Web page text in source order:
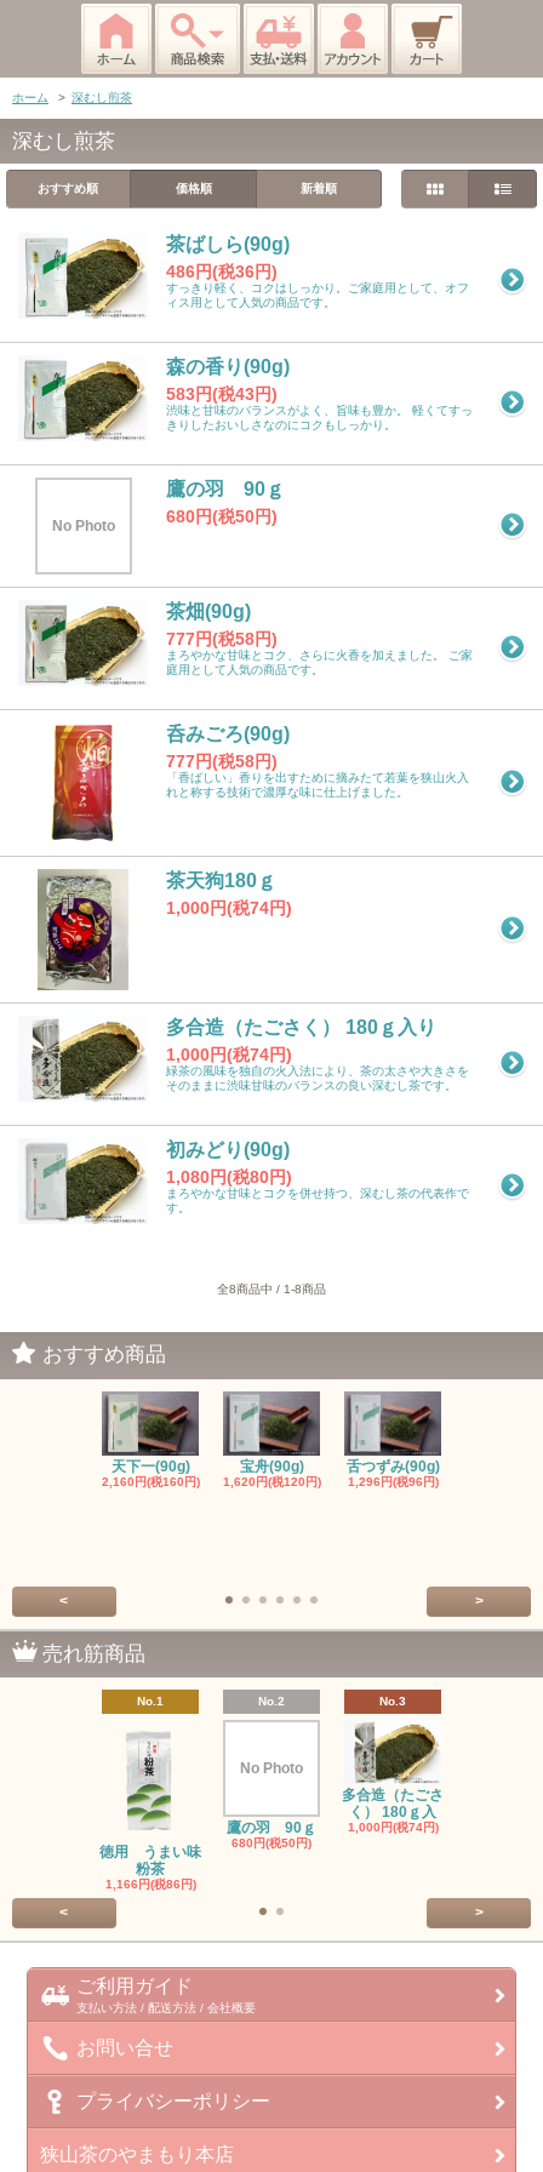
ホーム > 深むし煎茶
深むし煎茶
おすすめ順 価格順 新着順
茶ばしら(90g)
486円(税36円)
すっきり軽く、コクはしっかり。ご家庭用として、オフ
ィス用として人気の商品です。
森の香り(90g)
583円(税43円)
渋味と甘味のバランスがよく、旨味も豊か。 軽くてすっ
きりしたおいしさなのにコクもしっかり。
No Photo
鷹の羽 90ｇ
680円(税50円)
茶畑(90g)
777円(税58円)
まろやかな甘味とコク、さらに火香を加えました。 ご家
庭用として人気の商品です。
呑みごろ(90g)
777円(税58円)
「香ばしい」香りを出すために摘みたて若葉を狭山火入
れと称する技術で濃厚な味に仕上げました。
茶天狗180ｇ
1,000円(税74円)
多合造（たごさく） 180ｇ入り
1,000円(税74円)
緑茶の風味を独自の火入法により、茶の太さや大きさを
そのままに渋味甘味のバランスの良い深むし茶です。
初みどり(90g)
1,080円(税80円)
まろやかな甘味とコクを併せ持つ、深むし茶の代表作で
す。
全8商品中 / 1-8商品
おすすめ商品
天下一(90g)
2,160円(税160円)
宝舟(90g)
1,620円(税120円)
舌つずみ(90g)
1,296円(税96円)
< >
売れ筋商品
No.1
徳用 うまい味
粉茶
1,166円(税86円)
No.2
No Photo
鷹の羽 90ｇ
680円(税50円)
No.3
多合造（たごさ
く） 180ｇ入
1,000円(税74円)
< >
ご利用ガイド
支払い方法 / 配送方法 / 会社概要
お問い合せ
プライバシーポリシー
狭山茶のやまもり本店